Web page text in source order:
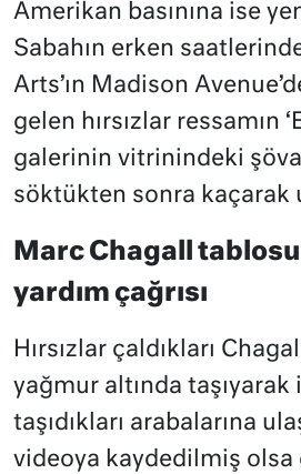
Amerikan basınına ise
Sabahın erken
Arts’ın Madison
gelen hırsızlar ressamın
galerinin vitrinindeki
söktükten sonra kaçarak
Marc Chagall
yardım çağrısı
Hırsızlar çaldıkları
yağmur altında
taşıdıkları arabalarına
videoya kaydedilmiş olsa